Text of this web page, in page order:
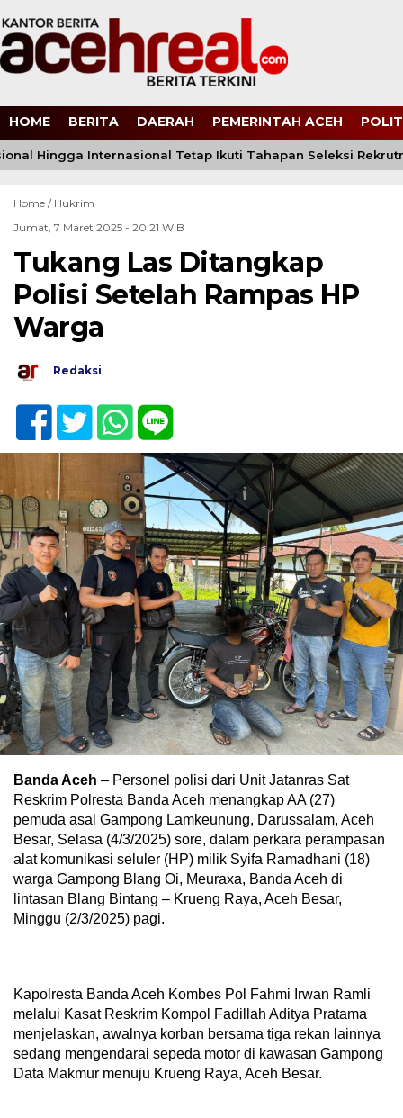
HOME BERITA DAERAH PEMERINTAH ACEH
Hingga Internasional Tetap Ikuti Tahapan Seleksi
Home / Hukrim
Jumat, 7 Maret 2025 - 20:21 WIB
Tukang Las Ditangkap
Polisi Setelah Rampas HP
Warga
Redaksi
Banda Aceh – Personel polisi dari Unit Jatanras Sat
Reskrim Polresta Banda Aceh menangkap AA (27)
pemuda asal Gampong Lamkeunung, Darussalam, Aceh
Besar, Selasa (4/3/2025) sore, dalam perkara perampasan
alat komunikasi seluler (HP) milik Syifa Ramadhani (18)
warga Gampong Blang Oi, Meuraxa, Banda Aceh di
lintasan Blang Bintang – Krueng Raya, Aceh Besar,
Minggu (2/3/2025) pagi.
Kapolresta Banda Aceh Kombes Pol Fahmi Irwan Ramli
melalui Kasat Reskrim Kompol Fadillah Aditya Pratama
menjelaskan, awalnya korban bersama tiga rekan lainnya
sedang mengendarai sepeda motor di kawasan Gampong
Data Makmur menuju Krueng Raya, Aceh Besar.